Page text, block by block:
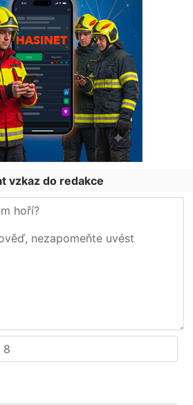
vzkaz do redakce